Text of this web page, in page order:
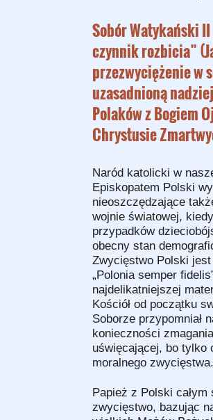
Sobór Watykański
czynnik rozbicia”
przezwyciężenie w
uzasadnioną
Polaków z Bogiem
Chrystusie
Naród katolicki w
Episkopatem Polski
nieoszczędzające
wojnie światowej,
przypadków
obecny stan
Zwycięstwo Polski
„Polonia semper
najdelikatniejszej
Kościół od początku
Soborze przypomniał
konieczności
uświęcającej, bo tylko
moralnego zwycięstwa.
Papież z Polski
zwycięstwo, bazując